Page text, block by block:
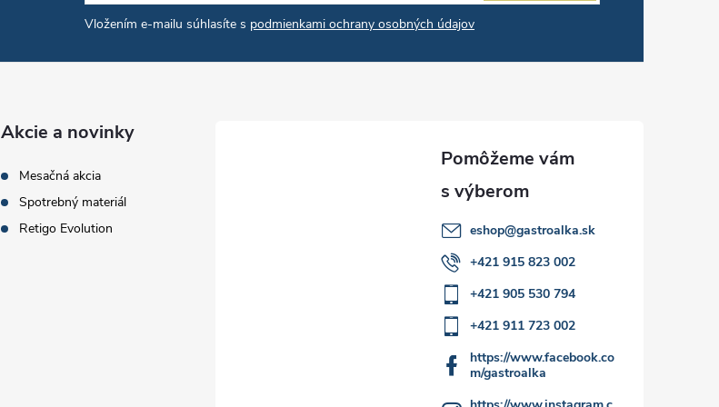
Vložením e-mailu súhlasíte s podmienkami ochrany osobných údajov
Akcie a novinky
Mesačná akcia
Spotrebný materiál
Retigo Evolution
eshop@gastroalka.sk
+421 915 823 002
+421 905 530 794
+421 911 723 002
https://www.facebook.co
m/gastroalka